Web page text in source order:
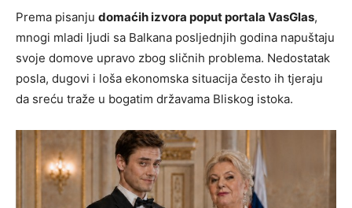
Prema pisanju domaćih izvora poput portala VasGlas,
mnogi mladi ljudi sa Balkana posljednjih godina napuštaju
svoje domove upravo zbog sličnih problema. Nedostatak
posla, dugovi i loša ekonomska situacija često ih tjeraju
da sreću traže u bogatim državama Bliskog istoka.